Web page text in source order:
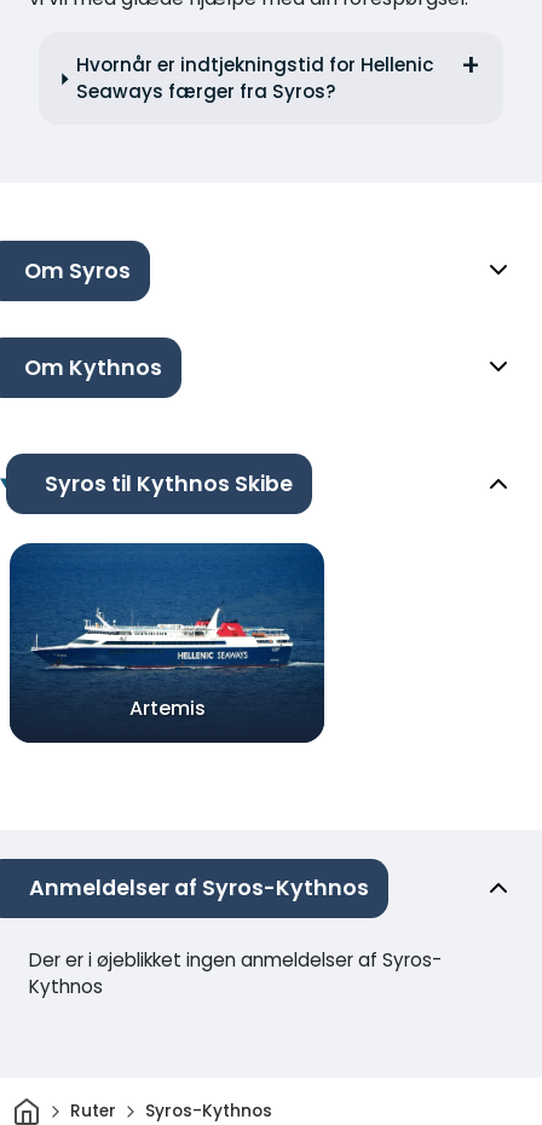
Hvornår er indtjekningstid for Hellenic
Seaways færger fra Syros?
Om Syros
Om Kythnos
Syros til Kythnos Skibe
Artemis
Anmeldelser af Syros-Kythnos
Der er i øjeblikket ingen anmeldelser af Syros-
Kythnos
HjemRuter Syros-Kythnos